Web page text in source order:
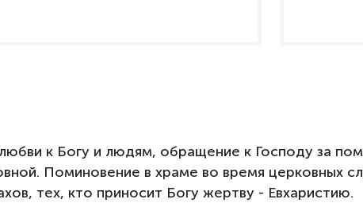
к Богу и людям, обращение к Господу за
Поминовение в храме во время церковных
тех, кто приносит Богу жертву - Евхаристию.